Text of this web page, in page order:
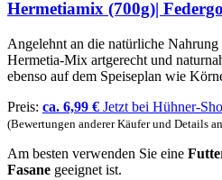
Hermetiamix (700g)|
Angelehnt an die natürliche
Hermetia-Mix artgerecht und
ebenso auf dem Speiseplan wie
Preis: ca. 6,99 € Jetzt bei Hühner-
(Bewertungen anderer Käufer und Details
Am besten verwenden Sie eine
Fasane geeignet ist.